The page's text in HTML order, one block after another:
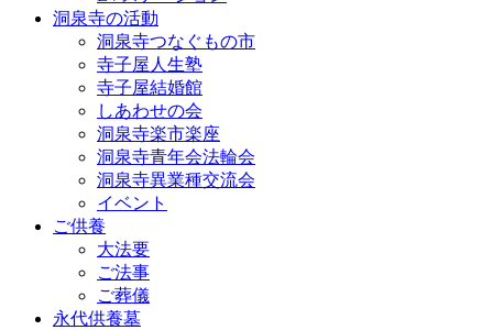
洞泉寺の活動
洞泉寺つなぐもの市
寺子屋人生塾
寺子屋結婚館
しあわせの会
洞泉寺楽市楽座
洞泉寺青年会法輪会
洞泉寺異業種交流会
イベント
ご供養
大法要
ご法事
ご葬儀
永代供養墓